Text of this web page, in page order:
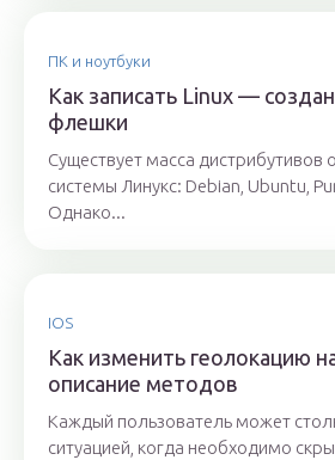
ПК и ноутбуки
Как записать Linux —
флешки
Существует масса дистрибутивов
системы Линукс: Debian, Ubuntu,
Однако...
IOS
Как изменить геолокацию
описание методов
Каждый пользователь может
ситуацией, когда необходимо